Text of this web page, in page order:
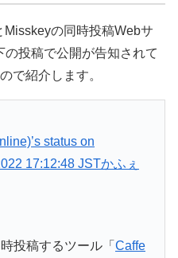
の同時投稿Webサ
の投稿で公開が告知されて
で紹介します。
status on
17:12:48 JSTかふぇ
投稿するツール「 Caffe